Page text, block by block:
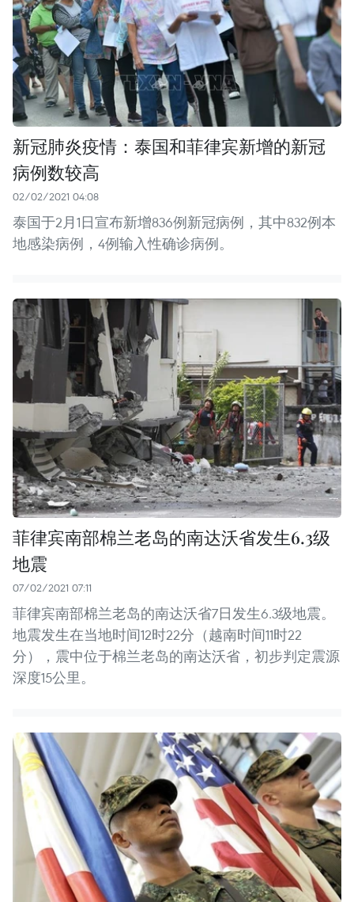
新冠肺炎疫情：泰国和菲律宾新增的新冠
病例数较高
02/02/2021 04:08
泰国于2月1日宣布新增836例新冠病例，其中832例本
地感染病例，4例输入性确诊病例。
菲律宾南部棉兰老岛的南达沃省发生6.3级
地震
07/02/2021 07:11
菲律宾南部棉兰老岛的南达沃省7日发生6.3级地震。
地震发生在当地时间12时22分（越南时间11时22
分），震中位于棉兰老岛的南达沃省，初步判定震源
深度15公里。